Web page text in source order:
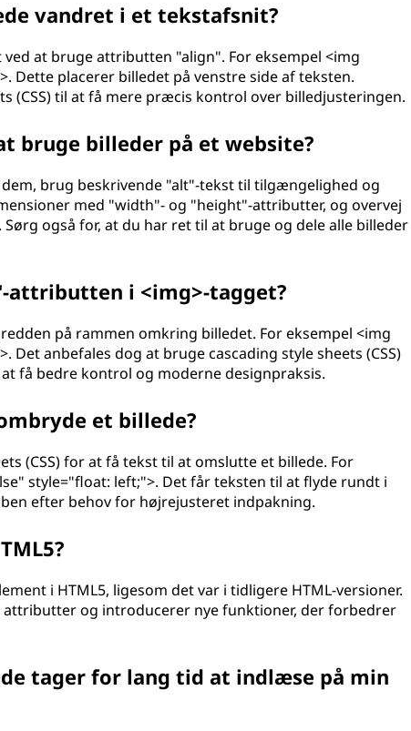
vandret i et tekstafsnit?
at bruge attributten "align". For eksempel <img
Dette placerer billedet på venstre side af teksten.
(CSS) til at få mere præcis kontrol over billedjusteringen.
bruge billeder på et website?
brug beskrivende "alt"-tekst til tilgængelighed og
med "width"- og "height"-attributter, og overvej
også for, at du har ret til at bruge og dele alle billeder
attributten i <img>-tagget?
på rammen omkring billedet. For eksempel <img
anbefales dog at bruge cascading style sheets (CSS)
få bedre kontrol og moderne designpraksis.
et billede?
(CSS) for at få tekst til at omslutte et billede. For
style="float: left;">. Det får teksten til at flyde rundt i
efter behov for højrejusteret indpakning.
i HTML5, ligesom det var i tidligere HTML-versioner.
og introducerer nye funktioner, der forbedrer
tager for lang tid at indlæse på min